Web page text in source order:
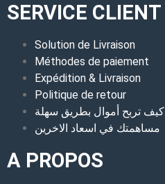
SERVICE CLIENT
Solution de Livraison
Méthodes de paiement
Expédition & Livraison
Politique de retour
كيف تربح أموال بطريق سهلة
مساهمتك في اسعاد الاخرين
A PROPOS